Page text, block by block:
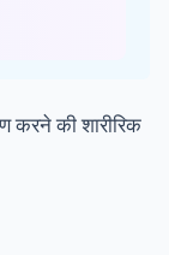
करने की शारीरिक